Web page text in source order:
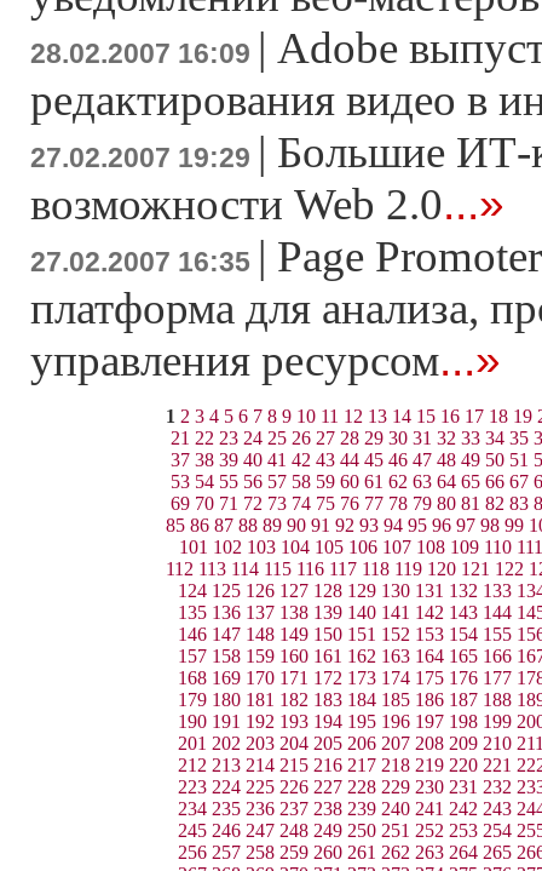
28.02.2007 16:09 | Adobe
редактирования видео в
27.02.2007 19:29 | Большие ИТ-
возможности Web 2.0...»
27.02.2007 16:35 | Page
платформа для анализа,
управления ресурсом...»
1 2 3 4 5 6 7 8 9 10 11 12 13 14 15 16 17 18 19
21 22 23 24 25 26 27 28 29 30 31 32 33 34 35
37 38 39 40 41 42 43 44 45 46 47 48 49 50 51
53 54 55 56 57 58 59 60 61 62 63 64 65 66 67
69 70 71 72 73 74 75 76 77 78 79 80 81 82 83
85 86 87 88 89 90 91 92 93 94 95 96 97 98 99
101 102 103 104 105 106 107 108 109 110 111
112 113 114 115 116 117 118 119 120 121 122
124 125 126 127 128 129 130 131 132 133
135 136 137 138 139 140 141 142 143 144
146 147 148 149 150 151 152 153 154 155
157 158 159 160 161 162 163 164 165 166
168 169 170 171 172 173 174 175 176 177
179 180 181 182 183 184 185 186 187 188
190 191 192 193 194 195 196 197 198 199
201 202 203 204 205 206 207 208 209 210
212 213 214 215 216 217 218 219 220 221
223 224 225 226 227 228 229 230 231 232
234 235 236 237 238 239 240 241 242 243
245 246 247 248 249 250 251 252 253 254
256 257 258 259 260 261 262 263 264 265